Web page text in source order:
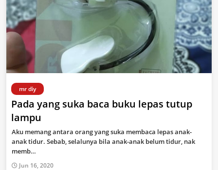
mr diy
Pada yang suka baca buku lepas tutup
lampu
Aku memang antara orang yang suka membaca lepas anak-
anak tidur. Sebab, selalunya bila anak-anak belum tidur, nak
memb…
Jun 16, 2020